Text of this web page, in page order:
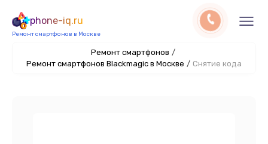
phone-iq.ru
Ремонт смартфонов в Москве
Ремонт смартфонов /
Ремонт смартфонов Blackmagic в Москве / Снятие кода